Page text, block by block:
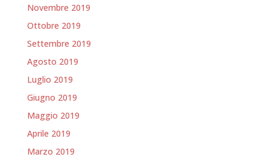
Novembre 2019
Ottobre 2019
Settembre 2019
Agosto 2019
Luglio 2019
Giugno 2019
Maggio 2019
Aprile 2019
Marzo 2019